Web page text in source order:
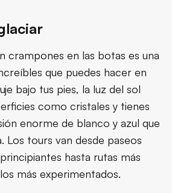
crampones en las botas es una
que puedes hacer en
bajo tus pies, la luz del sol
como cristales y tienes
enorme de blanco y azul que
Los tours van desde paseos
hasta rutas más
más experimentados.